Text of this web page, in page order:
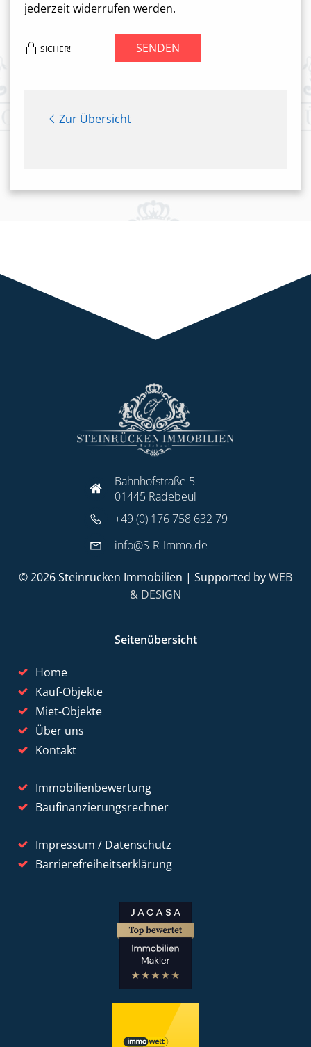
jederzeit widerrufen werden.
SICHER! SENDEN
Zur Übersicht
Bahnhofstraße 5
01445 Radebeul
+49 (0) 176 758 632 79
info@S-R-Immo.de
© 2026 Steinrücken Immobilien | Supported byWEB
& DESIGN
Seitenübersicht
Home
Kauf-Objekte
Miet-Objekte
Über uns
Kontakt
Immobilienbewertung
Baufinanzierungsrechner
Impressum / Datenschutz
Barrierefreiheitserklärung